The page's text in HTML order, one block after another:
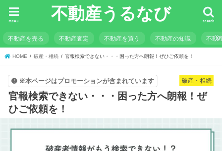
不動産うるなび search
menu
不動産を売る 不動産査定 不動産を買う 不動産の知識 不動
HOME 破産・相続 官報検索できない・・・困った方へ朗報！ぜひご依頼を！
破産・相続
※本ページはプロモーションが含まれています
官報検索できない・・・困った方へ朗報！ぜ
ひご依頼を！